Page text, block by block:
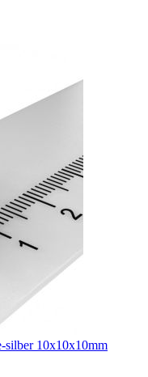
silber 10x10x10mm